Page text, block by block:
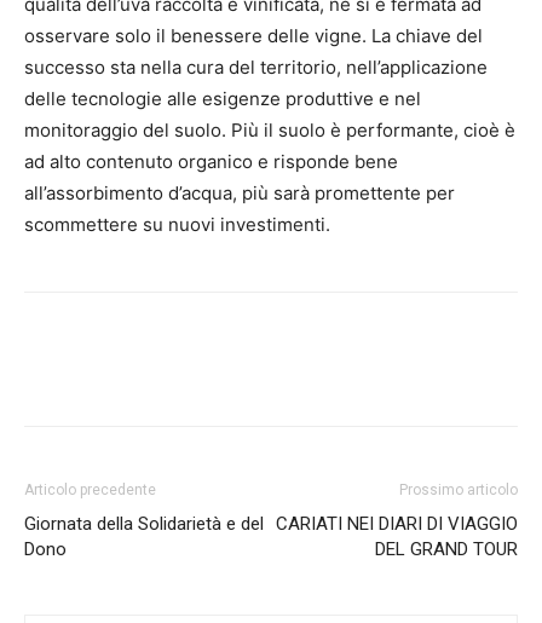
osservare solo il benessere delle vigne. La chiave del
successo sta nella cura del territorio, nell’applicazione
delle tecnologie alle esigenze produttive e nel
monitoraggio del suolo. Più il suolo è performante, cioè è
ad alto contenuto organico e risponde bene
all’assorbimento d’acqua, più sarà promettente per
scommettere su nuovi investimenti.
Articolo precedente
Giornata della Solidarietà e del
Dono
Prossimo articolo
CARIATI NEI DIARI DI VIAGGIO
DEL GRAND TOUR